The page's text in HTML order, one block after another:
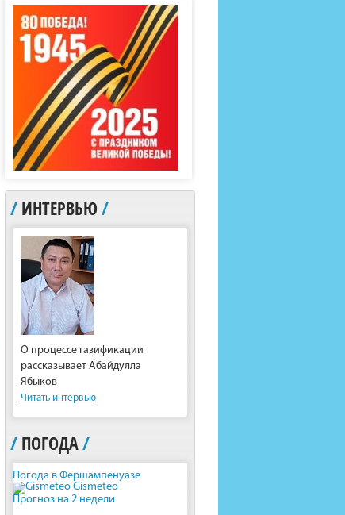
/ ИНТЕРВЬЮ /
О процессе газификации
рассказывает Абайдулла
Ябыков
Читать интервью
/ ПОГОДА/
Погода в Фершампенуазе
Gismeteo
Прогноз на 2 недели